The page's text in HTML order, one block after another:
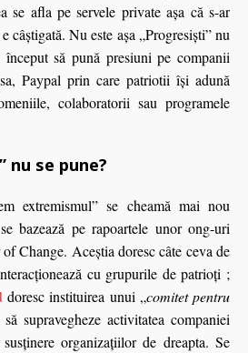
se afla pe servele private aşa că s-ar
câştigată. Nu este aşa „Progresişti” nu
să pună presiuni pe companii
Paypal prin care patriotii îşi adună
colaboratorii sau programele
nu se pune?
extremismul” se cheamă mai nou
bazează pe rapoartele unor ong-uri
Change. Aceştia doresc câte ceva de
cu grupurile de patrioţi ;
doresc instituirea unui „comitet pentru
supravegheze activitatea companiei
organizaţiilor de dreapta. Se